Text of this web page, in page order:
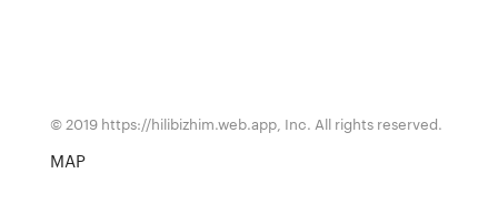
© 2019 https://hilibizhim.web.app, Inc. All rights reserved.
MAP